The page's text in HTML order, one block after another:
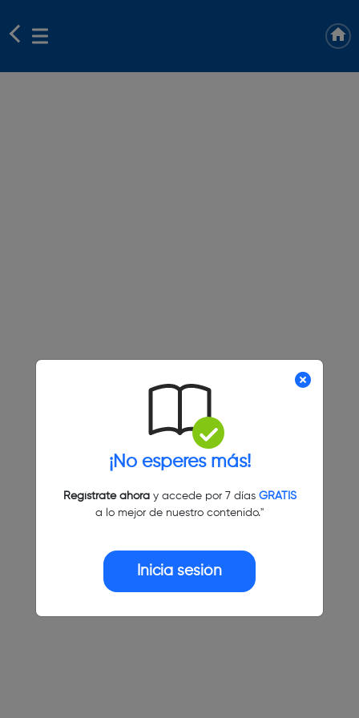
¡No esperes más!
Regístrate ahoray accede por 7 días GRATIS
a lo mejor de nuestro contenido."
Inicia sesión